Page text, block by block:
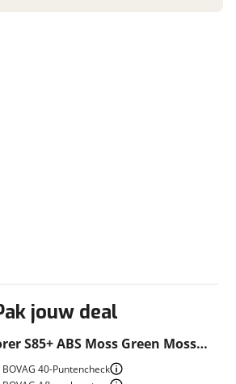
jouw deal
S85+ ABS Moss Green Moss
Green 52cm 2024
BOVAG 40-Puntencheck